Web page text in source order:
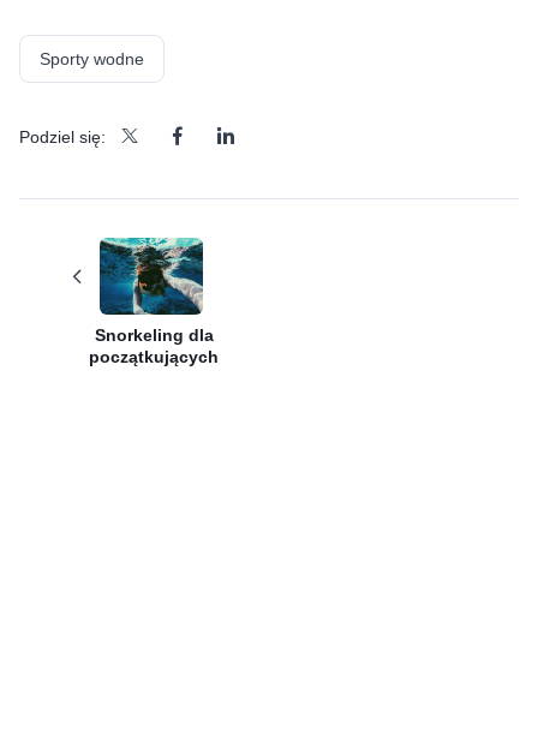
Sporty wodne
Podziel się:
Snorkeling dla
początkujących